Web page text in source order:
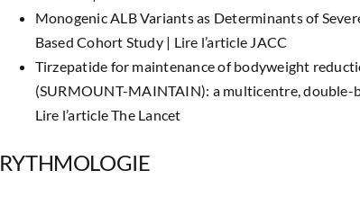
Monogenic ALB Variants as Determinants of
Based Cohort Study | Lire l’article JACC
Tirzepatide for maintenance of bodyweight
(SURMOUNT-MAINTAIN): a multicentre,
Lire l’article The Lancet
RYTHMOLOGIE